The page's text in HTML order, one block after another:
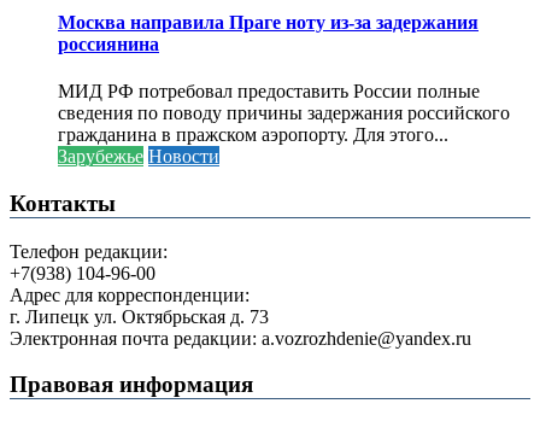
Москва направила Праге ноту из-за задержания
россиянина
МИД РФ потребовал предоставить России полные
сведения по поводу причины задержания российского
гражданина в пражском аэропорту. Для этого...
Зарубежье Новости
Контакты
Телефон редакции:
+7(938) 104-96-00
Адрес для корреспонденции:
г. Липецк ул. Октябрьская д. 73
Электронная почта редакции: a.vozrozhdenie@yandex.ru
Правовая информация